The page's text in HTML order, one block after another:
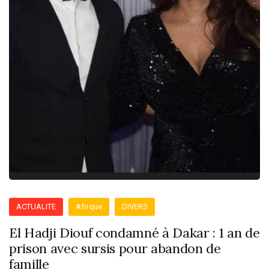
ACTUALITE Afrique DIVERS
El Hadji Diouf condamné à Dakar : 1 an de
prison avec sursis pour abandon de
famille